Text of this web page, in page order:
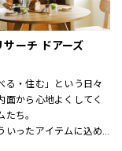
で仕入れた商品にきっ
けるはずです。
サーチ ドアーズ
る・住む」という日々
面から心地よくしてく
たち。
いったアイテムに込め